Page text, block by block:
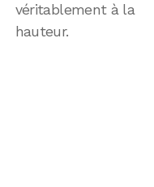
véritablement à la
hauteur.